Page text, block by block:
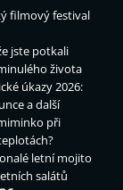
filmový festival
jste potkali
života
úkazy 2026:
a další
při
letní mojito
salátů